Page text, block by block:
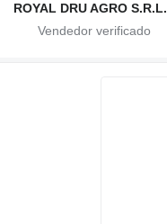
ROYAL DRU AGRO S.R.L.